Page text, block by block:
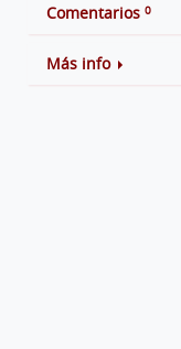
Comentarios 0
Más info